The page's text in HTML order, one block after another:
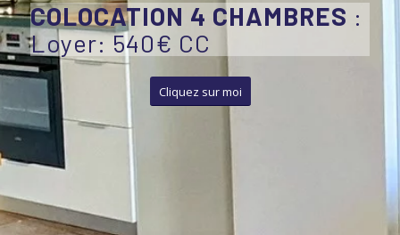
COLOCATION 4 CHAMBRES :
Loyer: 540€ CC
Cliquez sur moi